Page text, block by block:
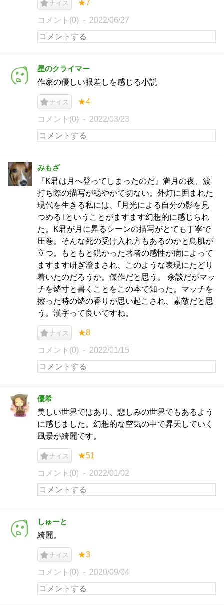
ナイス ★7
コメント(0) 2022/06/27
星のクライマー
作家の優しい眼差しを感じる小説
ナイス ★4
コメント(0) 2022/03/23
みもざ
『K君は月へ登ってしまったのだ』満月の夜、波
打ち際の描写が穏やかで切ない。外灯に囲まれた
現代を生きる私には、｢月光による自分の影を見
つめる｣ということがますます幻想的に感じられ
た。K君が月に昇るシーンの描写がとても丁寧で
圧巻。そんな死の受け入れ方もあるのかと鳥肌が
立つ。もともと鋭かった著者の感性が病によって
ますます研ぎ澄まされ、このような表現にたどり
着いたのだろうか。傑作だと思う。 余談だがマッ
チを燐寸と書くことをこの本で知った。マッチを
擦った時の燐の香りが思い起こされ、素敵だと思
う。漢字って良いですね。
ナイス ★8
コメント(0) 2022/01/15
優希
美しい世界ではあり、悲しみの世界でもあるよう
に感じました。幻想的な空気の中で昇天していく
風景が綺麗です。
ナイス ★51
コメント(0) 2022/01/02
しゅーと
綺麗。
ナイス ★3
コメント(0) 2020/09/04